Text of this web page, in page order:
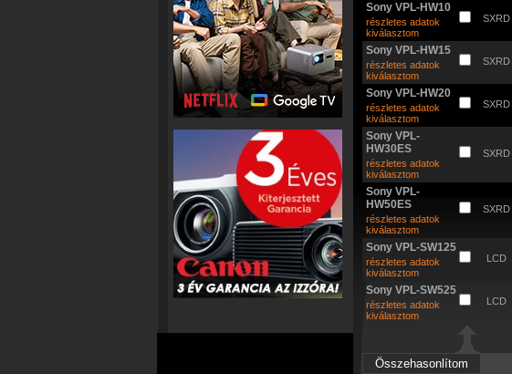
Sony VPL-HW10
részletes adatok
kiválasztom
SXRD
Sony VPL-HW15
részletes adatok
kiválasztom
SXRD
Sony VPL-HW20
részletes adatok
kiválasztom
SXRD
Sony VPL-
HW30ES
részletes adatok
kiválasztom
SXRD
Sony VPL-
HW50ES
részletes adatok
kiválasztom
SXRD
Sony VPL-SW125
részletes adatok
kiválasztom
LCD
Sony VPL-SW525
részletes adatok
kiválasztom
LCD